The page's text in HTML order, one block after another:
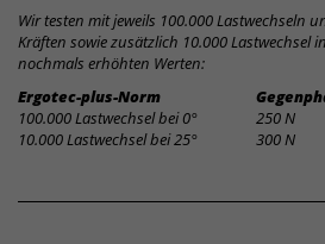
Wir testen mit jeweils 100.000 Lastwechseln
Kräften sowie zusätzlich 10.000 Lastwechsel
nochmals erhöhten Werten:
Ergotec-plus-Norm
100.000 Lastwechsel bei 0°
250 N
10.000 Lastwechsel bei 25°
300 N